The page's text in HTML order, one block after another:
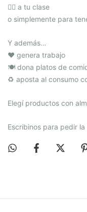
🧘‍♀️ a tu clase
o simplemente para
Y además…
❤️ genera trabajo
🍽️ dona platos de
♻️ aposta al consumo
Elegí productos con
Escribinos para pedir